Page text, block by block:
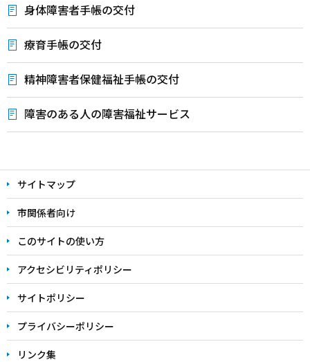
身体障害者手帳の交付
療育手帳の交付
精神障害者保健福祉手帳の交付
障害のある人の障害福祉サービス
文
こ
こ
ま
で
サイトマップ
市関係者向け
このサイトの使い方
アクセシビリティポリシー
サイトポリシー
プライバシーポリシー
リンク集